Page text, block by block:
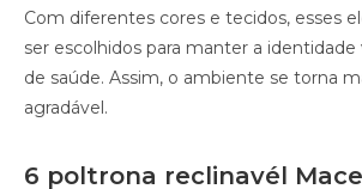
Com diferentes cores e tecidos, esses
ser escolhidos para manter a identidade
de saúde. Assim, o ambiente se torna
agradável.
6 poltrona reclinavél